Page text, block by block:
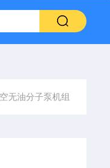
小型真空探针台
无油分子泵机组